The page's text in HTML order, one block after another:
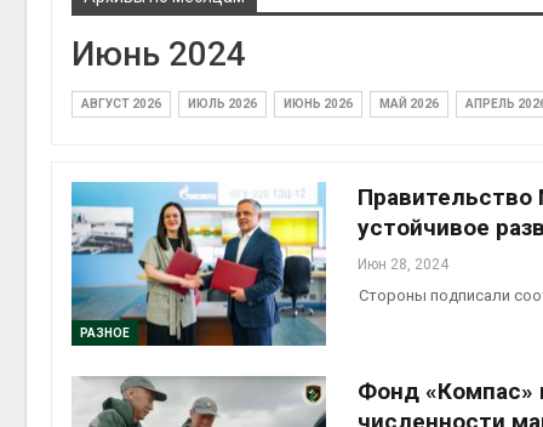
Июнь 2024
АВГУСТ 2026 ИЮЛЬ 2026 ИЮНЬ 2026 МАЙ 2026 АПРЕЛЬ
РАЗНОЕ
Правительство
устойчивое
Июн 28, 2024
Стороны подписали
Фонд «Компас»
численности